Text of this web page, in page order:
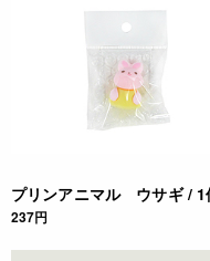
コンタミネーション
* 本品加工所では、小麦
かに・くるみを含む食
(100g当たり) エネルギ
炭水化物 94.9g 食塩相当
プリンアニマル ウサギ / 1
237円